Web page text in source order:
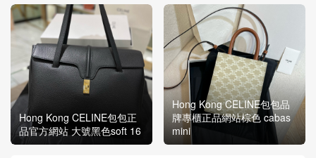
Hong Kong CELINE包包正
品官方網站 大號黑色soft 16
Hong Kong CELINE包包品
牌專櫃正品網站棕色 cabas
mini